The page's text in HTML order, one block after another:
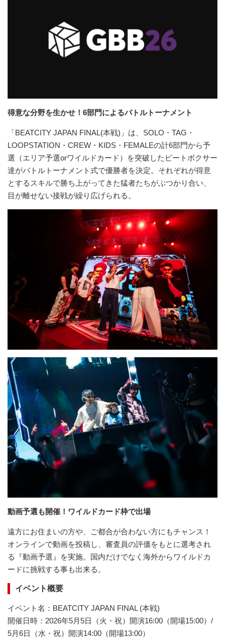
得意な分野を生かせ！6部門によるバトルトーナメント
「BEATCITY JAPAN FINAL(本戦)」は、SOLO・TAG・
LOOPSTATION・CREW・KIDS・FEMALEの計6部門から予
選（エリア予選orワイルドカード）を突破したビートボクサー
達がバトルトーナメント式で優勝者を決定。それぞれが得意
とするスキルで勝ち上がってきた猛者たちがぶつかり合い、
目が離せない接戦が繰り広げられる。
動画予選も開催！ワイルドカード枠で出場
遠方にお住まいの方や、ご都合が合わない方にもチャンス！
オンラインで動画を投稿し、審査員の評価をもとに選考され
る『動画予選』を実施。国内だけでなく海外からワイルドカ
ードに挑戦する事も出来る。
イベント概要
イベント名：BEATCITY JAPAN FINAL (本戦)
開催日時：2026年5月5日（火・祝）開演16:00（開場15:00）/
5月6日（水・祝）開演14:00（開場13:00）